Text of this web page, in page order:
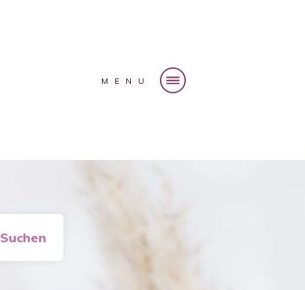
MENU
Suchen